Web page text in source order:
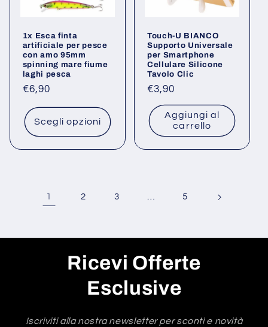
1x Esca finta
artificiale per pesce
con amo 95mm
spinning mare fiume
laghi pesca
Prezzo
listino
€6,90
Scegli opzioni
Touch-U BIANCO
Supporto Universale
per Smartphone
Cellulare Silicone
Tavolo Clic
Prezzo
listino
€3,90
Aggiungi al
carrello
1 2 3 … 5
Ricevi Offerte
Esclusive
Iscriviti alla nostra newsletter per sconti e novità